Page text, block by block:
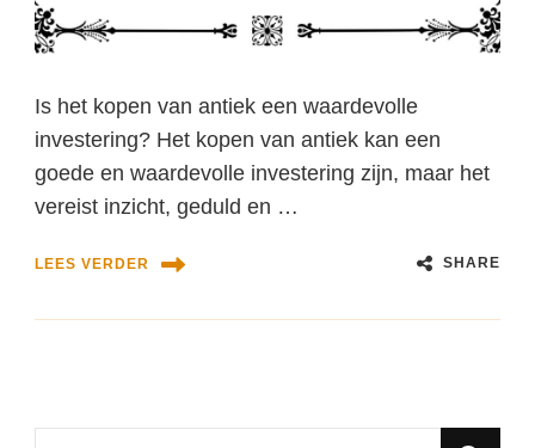
Is het kopen van antiek een waardevolle
investering? Het kopen van antiek kan een
goede en waardevolle investering zijn, maar het
vereist inzicht, geduld en …
LEES VERDER SHARE